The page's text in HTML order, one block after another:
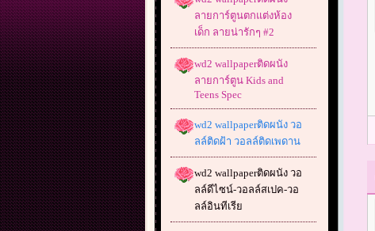
ลายการ์ตูนตกแต่งห้อง
เด็ก ลายน่ารักๆ #2
wd2 wallpaperติดผนัง
ลายการ์ตูน Kids and
Teens Spec
wd2 wallpaperติดผนัง วอ
ลล์ติดฝ้า วอลล์ติดเพดาน
wd2 wallpaperติดผนัง วอ
ลล์ดีไซน์-วอลล์สเปค-วอ
ลล์อินทีเรีย